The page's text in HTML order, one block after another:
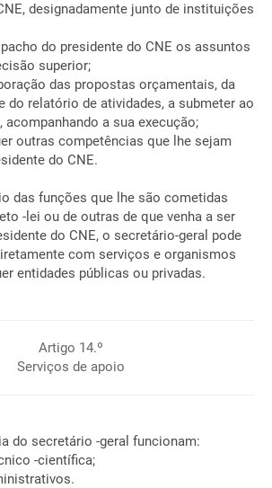
designadamente junto de instituições
do presidente do CNE os assuntos
superior;
das propostas orçamentais, da
do relatório de atividades, a submeter ao
acompanhando a sua execução;
outras competências que lhe sejam
do CNE.
das funções que lhe são cometidas
-lei ou de outras de que venha a ser
do CNE, o secretário-geral pode
com serviços e organismos
entidades públicas ou privadas.
Artigo 14.º
Serviços de apoio
do secretário -geral funcionam:
-científica;